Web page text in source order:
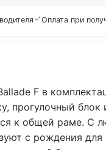
Оплата при
F в
прогулочный блок
к общей раме. С
с рождения для